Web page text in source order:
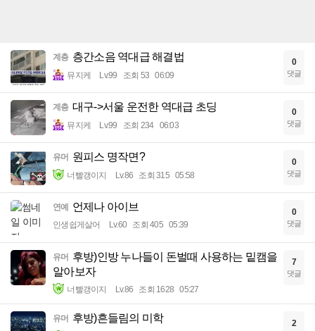
계층 층간소음 역대급 해결법
뮤지케 Lv.99 조회 53 06:09
0
댓글
계층 대구->서울 운전한 역대급 초딩
뮤지케 Lv.99 조회 234 06:03
0
댓글
유머 원피스 명작면?
너빨갱이지 Lv.86 조회 315 05:58
0
댓글
연예 언제나 아이브
인생쉽게살어 Lv.60 조회 405 05:39
0
댓글
유머 후방)인방 누나들이 돈벌때 사용하는 밑캠을
알아보자
너빨갱이지 Lv.86 조회 1628 05:27
7
댓글
유머 후방)흔들림의 미학 2